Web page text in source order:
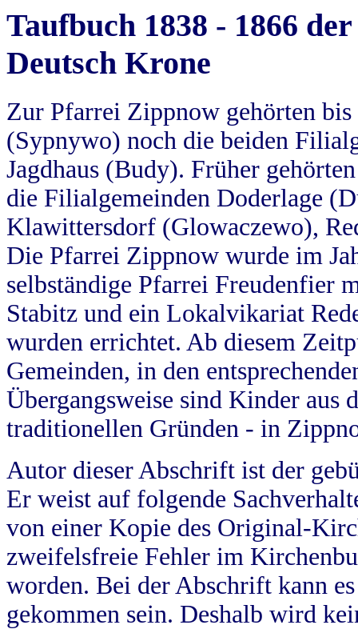
Taufbuch 1838 - 1866
Deutsch Krone
Zur Pfarrei Zippnow gehörten
(Sypnywo) noch die beiden
Jagdhaus (Budy). Früher
die Filialgemeinden Doderlage
Klawittersdorf (Glowaczewo),
Die Pfarrei Zippnow wurde im
selbständige Pfarrei Freudenfier
Stabitz und ein Lokalvikariat
wurden errichtet. Ab diesem
Gemeinden, in den
Übergangsweise sind Kinder aus
traditionellen Gründen - in
Autor dieser Abschrift ist der
Er weist auf folgende
von einer Kopie des Original-
zweifelsfreie Fehler im
worden. Bei der Abschrift kann
gekommen sein. Deshalb wird